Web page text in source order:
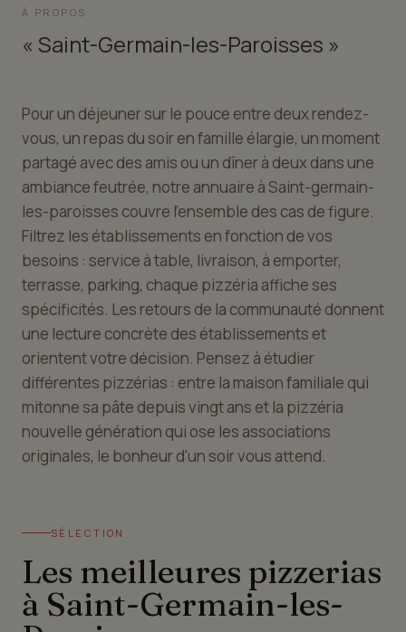
À PROPOS
« Saint-Germain-les-Paroisses »
Pour un déjeuner sur le pouce entre deux rendez-
vous, un repas du soir en famille élargie, un moment
partagé avec des amis ou un dîner à deux dans une
ambiance feutrée, notre annuaire à Saint-germain-
les-paroisses couvre l'ensemble des cas de figure.
Filtrez les établissements en fonction de vos
besoins : service à table, livraison, à emporter,
terrasse, parking, chaque pizzéria affiche ses
spécificités. Les retours de la communauté donnent
une lecture concrète des établissements et
orientent votre décision. Pensez à étudier
différentes pizzérias : entre la maison familiale qui
mitonne sa pâte depuis vingt ans et la pizzéria
nouvelle génération qui ose les associations
originales, le bonheur d'un soir vous attend.
SÉLECTION
Les meilleures pizzerias
à Saint-Germain-les-